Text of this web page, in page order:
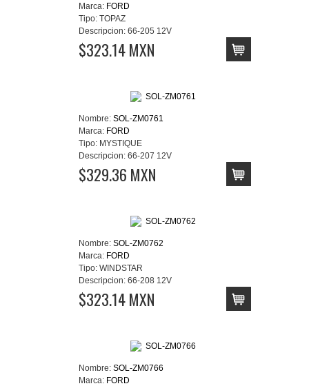
Marca: FORD
Tipo: TOPAZ
Descripcion: 66-205 12V
$323.14 MXN
Nombre: SOL-ZM0761
Marca: FORD
Tipo: MYSTIQUE
Descripcion: 66-207 12V
$329.36 MXN
Nombre: SOL-ZM0762
Marca: FORD
Tipo: WINDSTAR
Descripcion: 66-208 12V
$323.14 MXN
Nombre: SOL-ZM0766
Marca: FORD